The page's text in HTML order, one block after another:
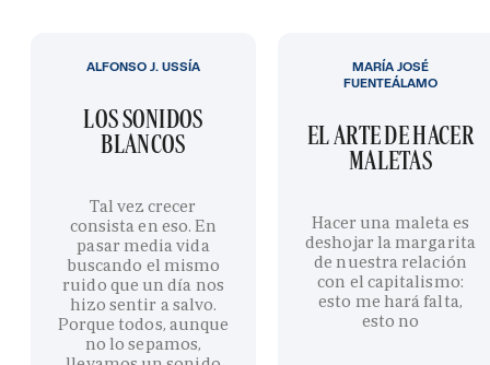
LOS SONIDOS
BLANCOS
Tal vez crecer
consista en eso. En
pasar media vida
buscando el mismo
ruido que un día nos
hizo sentir a salvo.
Porque todos, aunque
no lo sepamos,
ALFONSO J. USSÍA
EL ARTE DE HACER
MALETAS
Hacer una maleta es
deshojar la margarita
de nuestra relación
con el capitalismo:
esto me hará falta,
esto no
MARÍA JOSÉ
FUENTEÁLAMO